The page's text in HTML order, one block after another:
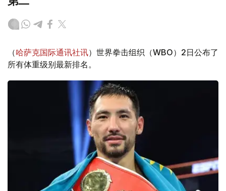
（哈萨克国际通讯社讯）世界拳击组织（WBO）2日公布了
所有体重级别最新排名。